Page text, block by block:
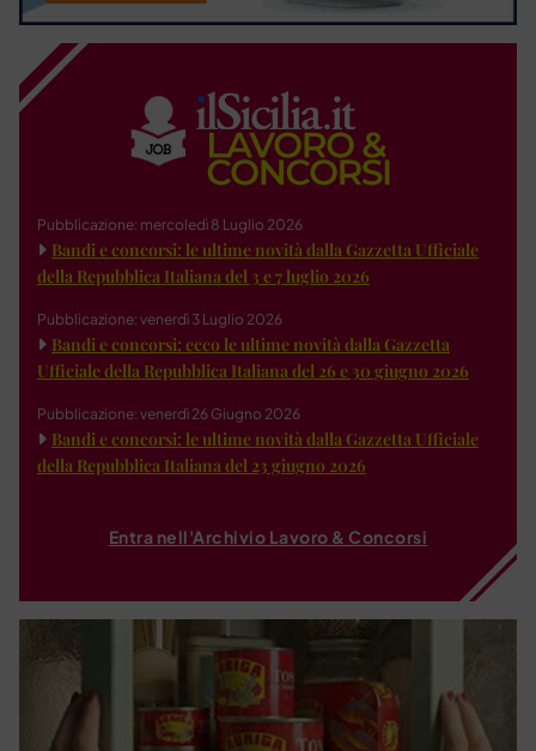
Pubblicazione: mercoledì 8 Luglio 2026
Bandi e concorsi: le ultime novità dalla Gazzetta Ufficiale
della Repubblica Italiana del 3 e 7 luglio 2026
Pubblicazione: venerdì 3 Luglio 2026
Bandi e concorsi: ecco le ultime novità dalla Gazzetta
Ufficiale della Repubblica Italiana del 26 e 30 giugno 2026
Pubblicazione: venerdì 26 Giugno 2026
Bandi e concorsi: le ultime novità dalla Gazzetta Ufficiale
della Repubblica Italiana del 23 giugno 2026
Entra nell'Archivio Lavoro & Concorsi